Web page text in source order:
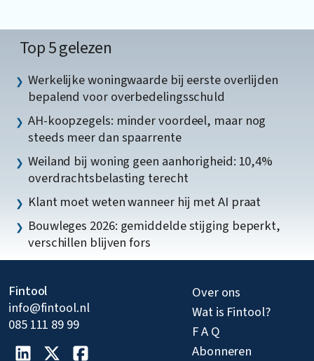
Top 5 gelezen
Werkelijke woningwaarde bij eerste overlijden
bepalend voor overbedelingsschuld
AH-koopzegels: minder voordeel, maar nog
steeds meer dan spaarrente
Weiland bij woning geen aanhorigheid: 10,4%
overdrachtsbelasting terecht
Klant moet weten wanneer hij met AI praat
Bouwleges 2026: gemiddelde stijging beperkt,
verschillen blijven fors
Fintool
info@fintool.nl
085 111 89 99
Over ons
Wat is Fintool?
F A Q
Abonneren